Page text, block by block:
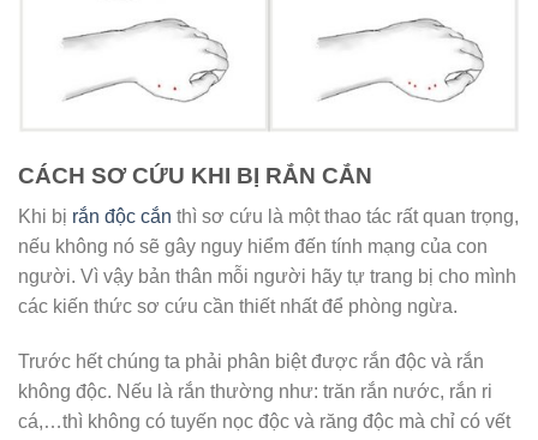
CÁCH SƠ CỨU KHI BỊ RẮN CẮN
Khi bị rắn độc cắn thì sơ cứu là một thao tác rất quan trọng,
nếu không nó sẽ gây nguy hiểm đến tính mạng của con
người. Vì vậy bản thân mỗi người hãy tự trang bị cho mình
các kiến thức sơ cứu cần thiết nhất để phòng ngừa.
Trước hết chúng ta phải phân biệt được rắn độc và rắn
không độc. Nếu là rắn thường như: trăn rắn nước, rắn ri
cá,…thì không có tuyến nọc độc và răng độc mà chỉ có vết